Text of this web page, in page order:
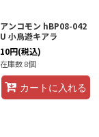
アンコモン hBP08-042
U 小鳥遊キアラ
10円(税込)
在庫数 8個
カートに入れる